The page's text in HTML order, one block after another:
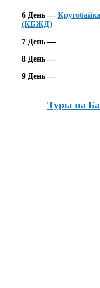
6 День —
(КБЖД)
7 День —
8 День—
9 День—
Туры на